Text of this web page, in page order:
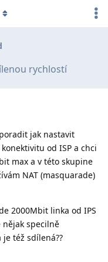
rychlostí
jak nastavit
od ISP a chci
max a v této skupine
NAT (masquarade)
2000Mbit linka od IPS
nějak specilně
též sdílená??